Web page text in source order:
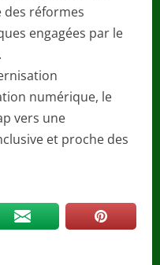
des réformes
engagées par le
numérique, le
vers une
et proche des